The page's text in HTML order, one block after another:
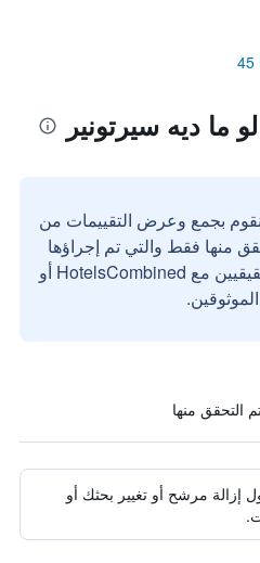
ما ديه سيرتونير
نقوم بجمع وعرض التقييمات من
منها فقط والتي تم إجراؤها
بواسطة مستخدمين حقيقيين مع HotelsCombined أو
إزالة مرشح أو تغيير بحثك أو